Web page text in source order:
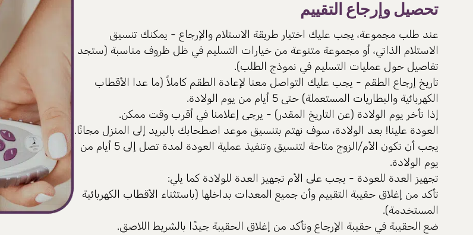
تحصيل وإرجاع التقييم
عند طلب مجموعة، يجب عليك اختيار طريقة الاستلام والإرجاع - يمكنك تنسيق
الاستلام الذاتي، أو مجموعة متنوعة من خيارات التسليم في ظل ظروف مناسبة (ستجد
تفاصيل حول عمليات التسليم في نموذج الطلب).
تاريخ إرجاع الطقم - يجب عليك التواصل معنا لإعادة الطقم كاملاً (ما عدا الأقطاب
الكهربائية والبطاريات المستعملة) حتى 5 أيام من يوم الولادة.
إذا تأخر يوم الولادة (عن التاريخ المقدر) - يرجى إعلامنا في أقرب وقت ممكن.
العودة علينا! بعد الولادة، سوف نهتم بتنسيق موعد اصطحابك بالبريد إلى المنزل مجانًا.
يجب أن تكون الأم/الزوج متاحة لتنسيق وتنفيذ عملية العودة لمدة تصل إلى 5 أيام من
يوم الولادة.
تجهيز العدة للعودة - يجب على الأم تجهيز العدة للولادة كما يلي:
تأكد من إغلاق حقيبة التقييم وأن جميع المعدات بداخلها (باستثناء الأقطاب الكهربائية
المستخدمة).
ضع الحقيبة في حقيبة الإرجاع وتأكد من إغلاق الحقيبة جيدًا بالشريط اللاصق.